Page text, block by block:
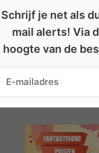
Schrijf je net als
mail alerts! Via
hoogte van de